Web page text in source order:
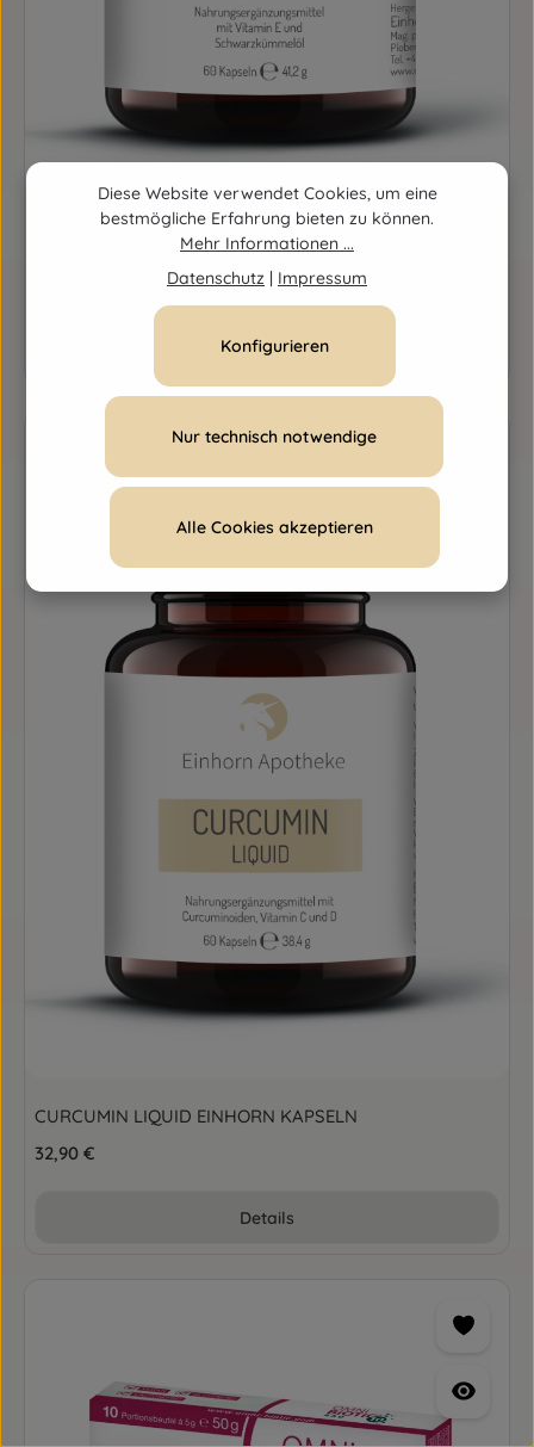
SCHWARZKÜMMEL EINHORN KAPSELN
Details
CURCUMIN LIQUID EINHORN KAPSELN
Regulärer Preis:
32,90 €
Details
Diese Website verwendet Cookies, um eine
bestmögliche Erfahrung bieten zu können.
Mehr Informationen ...
Datenschutz | Impressum
Nur technisch notwendige
Konfigurieren
Alle Cookies akzeptieren